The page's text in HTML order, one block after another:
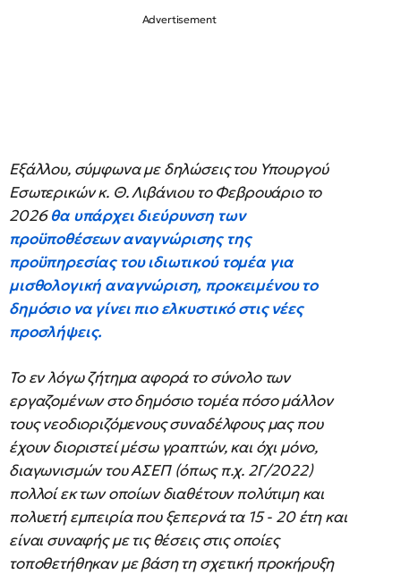
Εξάλλου, σύμφωνα με δηλώσεις του Υπουργού
Εσωτερικών κ. Θ. Λιβάνιου το Φεβρουάριο το
2026θα υπάρχει διεύρυνση των
προϋποθέσεων αναγνώρισης της
προϋπηρεσίας του ιδιωτικού τομέα για
μισθολογική αναγνώριση, προκειμένου το
δημόσιο να γίνει πιο ελκυστικό στις νέες
προσλήψεις.
Το εν λόγω ζήτημα αφορά το σύνολο των
εργαζομένων στο δημόσιο τομέα πόσο μάλλον
τους νεοδιοριζόμενους συναδέλφους μας που
έχουν διοριστεί μέσω γραπτών, και όχι μόνο,
διαγωνισμών του ΑΣΕΠ (όπως π.χ. 2Γ/2022)
πολλοί εκ των οποίων διαθέτουν πολύτιμη και
πολυετή εμπειρία που ξεπερνά τα 15 - 20 έτη και
είναι συναφής με τις θέσεις στις οποίες
τοποθετήθηκαν με βάση τη σχετική προκήρυξη